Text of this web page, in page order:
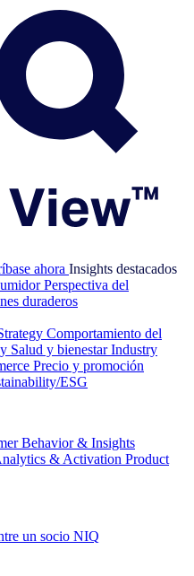
ahora Insights destacados
Perspectiva del
duraderos
Comportamiento del
Salud y bienestar Industry
Precio y promoción
ESG
Behavior & Insights
& Activation Product
un socio NIQ